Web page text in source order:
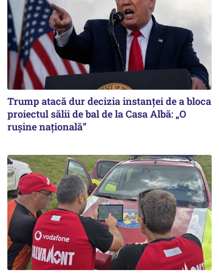
Trump atacă dur decizia instanţei de a bloca
proiectul sălii de bal de la Casa Albă: „O
ruşine naţională”